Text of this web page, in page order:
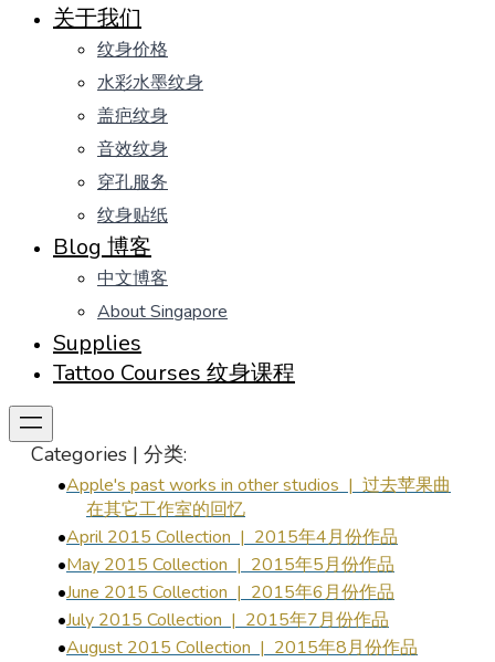
关于我们
纹身价格
水彩水墨纹身
盖疤纹身
音效纹身
穿孔服务
纹身贴纸
Blog 博客
中文博客
About Singapore
Supplies
Tattoo Courses 纹身课程
Categories | 分类:
Apple's past works in other studios | 过去苹果曲
在其它工作室的回忆
April 2015 Collection | 2015年4月份作品
May 2015 Collection | 2015年5月份作品
June 2015 Collection | 2015年6月份作品
July 2015 Collection | 2015年7月份作品
August 2015 Collection | 2015年8月份作品